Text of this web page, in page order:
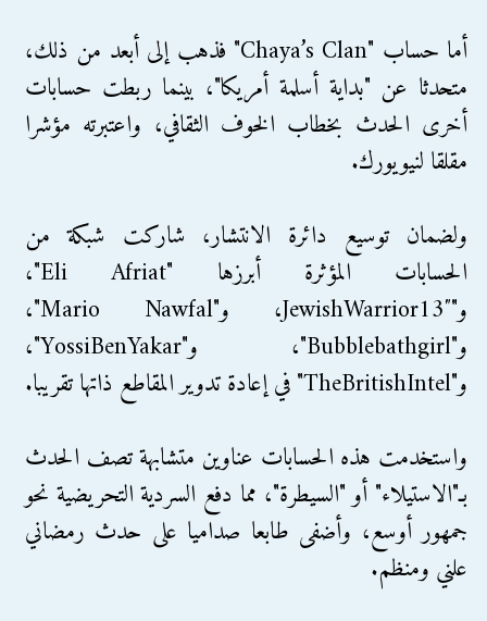
أما حساب "Chaya’s Clan" فذهب إلى أبعد من ذلك،
متحدثا عن "بداية أسلمة أمريكا"، بينما ربطت حسابات
أخرى الحدث بخطاب الخوف الثقافي، واعتبرته مؤشرا
مقلقا لنيويورك.
ولضمان توسيع دائرة الانتشار، شاركت شبكة من
الحسابات المؤثرة أبرزها "Eli Afriat"،
و"JewishWarrior13″، و"Mario Nawfal"،
و"Bubblebathgirl"، و"YossiBenYakar"،
و"TheBritishIntel" في إعادة تدوير المقاطع ذاتها تقريبا.
واستخدمت هذه الحسابات عناوين متشابهة تصف الحدث
بـ"الاستيلاء" أو "السيطرة"، مما دفع السردية التحريضية نحو
جمهور أوسع، وأضفى طابعا صداميا على حدث رمضاني
علني ومنظم.